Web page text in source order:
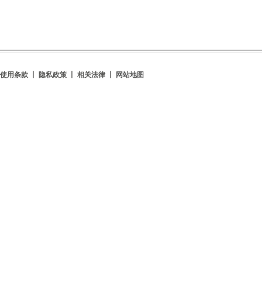
使用条款 丨 隐私政策 丨 相关法律 丨 网站地图